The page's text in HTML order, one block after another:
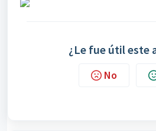
¿Le fue útil este
No